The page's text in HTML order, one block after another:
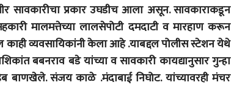
सावकारीचा प्रकार उघडीच आला असून. सावकाराकडून
मालमत्तेच्या लालसेपोटी दमदाटी व मारहाण करून
व्यवसायिकांनी केला आहे .याबद्दल पोलीस स्टेशन येथे
बबनराव बडे यांच्या व सावकारी कायद्यानुसार गुन्हा
संजय काळे .मंदाबाई निघोट. यांच्यावरही मंचर